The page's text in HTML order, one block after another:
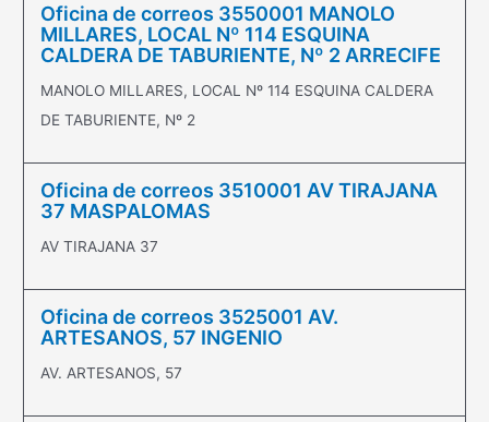
Oficina de correos 3550001 MANOLO
MILLARES, LOCAL Nº 114 ESQUINA
CALDERA DE TABURIENTE, Nº 2 ARRECIFE
MANOLO MILLARES, LOCAL Nº 114 ESQUINA CALDERA
DE TABURIENTE, Nº 2
Oficina de correos 3510001 AV TIRAJANA
37 MASPALOMAS
AV TIRAJANA 37
Oficina de correos 3525001 AV.
ARTESANOS, 57 INGENIO
AV. ARTESANOS, 57